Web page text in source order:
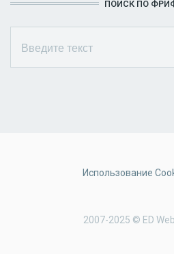
ПОИСК ПО
2007-2025 © ED
Использование